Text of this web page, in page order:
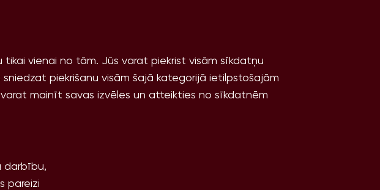
vienai no tām. Jūs varat piekrist visām sīkdatņu
piekrišanu visām šajā kategorijā ietilpstošajām
mainīt savas izvēles un atteikties no sīkdatnēm
darbību,
pareizi